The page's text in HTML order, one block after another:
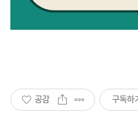
공감 구독하